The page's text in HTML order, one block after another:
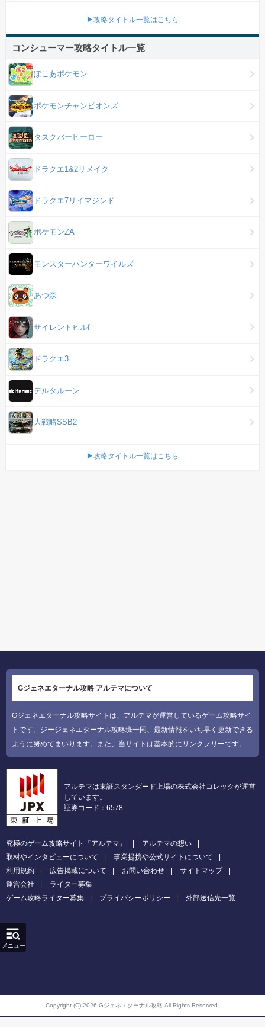
▶攻略タイトル一覧はこちら
コンシューマー攻略タイトル一覧
ぽこあポケモン
ポケモンチャンピオンズ
タスクバーヒーロー
ドラクエ1&2リメイク
ドラクエ7リイマジンド
ポケモンZA
モンスターハンターワイルズ
あつ森
サイレントヒルf
ドラクエ3
デルタルーン
大戦略SSB2
▶攻略タイトル一覧はこちら
Gジェネエターナル攻略 アルテマについて
Gジェネエターナル攻略サイトは、アルテマが運営しているゲーム攻略サイ
トです。ジージェネエターナル攻略班一同、最新情報をいち早く更新できる
ように努めてまいります。また、当サイトは基本的にリンクフリーです。
アルテマは東証スタンダード上場の株式会社コレックが運営
しています。
証券コード：6578
究極のゲーム攻略サイト『アルテマ』
アルテマの想い
取材やインタビューについて
事業提携や公式サイトについて
利用規約
広告掲載について お問い合わせ
サイトマップ
運営会社
ライター募集
ゲーム攻略ライター募集
プライバシーポリシー 外部送信先一覧
Copyright (C) 2026 Gジェネエターナル攻略 All Rights Reserved.
メニュー